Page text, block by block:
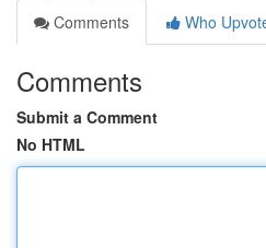
Comments
Who
Comments
Submit a Comment
No HTML